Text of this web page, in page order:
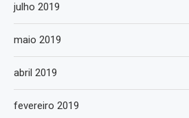
julho 2019
maio 2019
abril 2019
fevereiro 2019